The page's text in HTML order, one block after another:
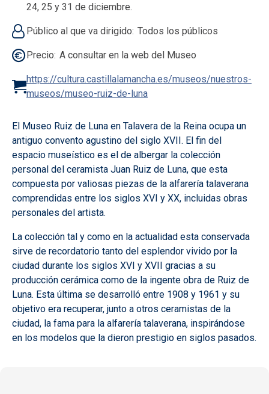
24, 25 y 31 de diciembre.
Público al que va dirigido Todos los públicos
Precio A consultar en la web del Museo
https://cultura.castillalamancha.es/museos/nuestros-
museos/museo-ruiz-de-luna
El Museo Ruiz de Luna en Talavera de la Reina ocupa un
antiguo convento agustino del siglo XVII. El fin del
espacio museístico es el de albergar la colección
personal del ceramista Juan Ruiz de Luna, que esta
compuesta por valiosas piezas de la alfarería talaverana
comprendidas entre los siglos XVI y XX, incluidas obras
personales del artista.
La colección tal y como en la actualidad esta conservada
sirve de recordatorio tanto del esplendor vivido por la
ciudad durante los siglos XVI y XVII gracias a su
producción cerámica como de la ingente obra de Ruiz de
Luna. Esta última se desarrolló entre 1908 y 1961 y su
objetivo era recuperar, junto a otros ceramistas de la
ciudad, la fama para la alfarería talaverana, inspirándose
en los modelos que la dieron prestigio en siglos pasados.